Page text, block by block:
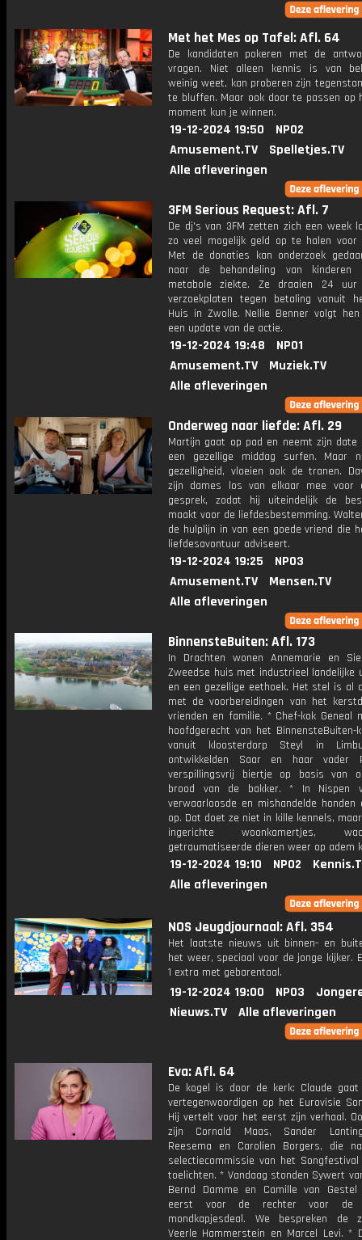
Met het Mes op Tafel: Afl. 64
De kandidaten pokeren met de
vragen. Niet alleen kennis is van
weinig weet, kan proberen zijn
te bluffen. Maar ook door te passen op
moment kun je winnen.
19-12-2024 19:50
NPO2
Amusement.TV
Spelletjes.TV
Alle afleveringen
3FM Serious Request: Afl. 7
De dj's van 3FM zetten zich een week
zo veel mogelijk geld op te halen voor
Met de donaties kan onderzoek
naar de behandeling van kinderen
metabole ziekte. Ze draaien 24
verzoekplaten tegen betaling vanuit
Huis in Zwolle. Nellie Benner volgt
een update van de actie.
19-12-2024 19:48
NPO1
Amusement.TV
Muziek.TV
Alle afleveringen
Onderweg naar liefde: Afl. 29
Martijn gaat op pad en neemt zijn date
een gezellige middag surfen. Maar
gezelligheid, vloeien ook de tranen.
zijn dames los van elkaar mee voor
gesprek, zodat hij uiteindelijk de
maakt voor de liefdesbestemming.
de hulplijn in van een goede vriend die
liefdesavontuur adviseert.
19-12-2024 19:25
NPO3
Amusement.TV
Mensen.TV
Alle afleveringen
BinnensteBuiten: Afl. 173
In Drachten wonen Annemarie en
Zweedse huis met industrieel landelijke
en een gezellige eethoek. Het stel is al
met de voorbereidingen van het
vrienden en familie. * Chef-kok Geneal
hoofdgerecht van het BinnensteBuiten-
vanuit kloosterdorp Steyl in
ontwikkelden Saar en haar vader
verspillingsvrij biertje op basis van
brood van de bakker. * In Nispen
verwaarloosde en mishandelde honden
op. Dat doet ze niet in kille kennels,
ingerichte woonkamertjes,
getraumatiseerde dieren weer op adem
19-12-2024 19:10 NPO2
Alle afleveringen
NOS Jeugdjournaal: Afl. 354
Het laatste nieuws uit binnen- en
het weer, speciaal voor de jonge kijker.
1 extra met gebarentaal.
19-12-2024 19:00 NPO3
Nieuws.TV
Alle afleveringen
Eva: Afl. 64
De kogel is door de kerk: Claude
vertegenwoordigen op het Eurovisie
Hij vertelt voor het eerst zijn verhaal.
zijn Cornald Maas, Sander
Reesema en Carolien Borgers, die
selectiecommissie van het
toelichten. * Vandaag stonden Sywert
Bernd Damme en Camille van
eerst voor de rechter voor de
mondkapjesdeal. We bespreken de
Veerle Hammerstein en Marcel Levi. *